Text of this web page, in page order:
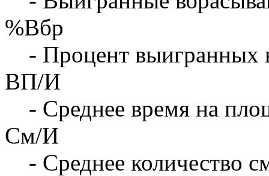
%Вбр
- Процент выигранных
ВП/И
- Среднее время на
См/И
- Среднее количество